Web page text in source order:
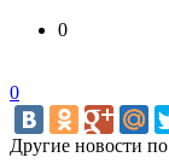
0
0
Другие новости